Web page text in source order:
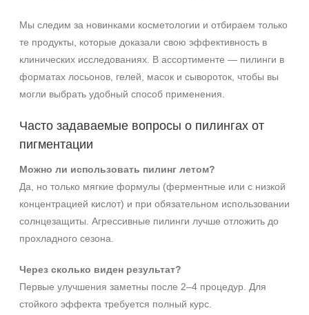
Мы следим за новинками косметологии и отбираем только
те продукты, которые доказали свою эффективность в
клинических исследованиях. В ассортименте — пилинги в
форматах лосьонов, гелей, масок и сывороток, чтобы вы
могли выбрать удобный способ применения.
Часто задаваемые вопросы о пилингах от
пигментации
Можно ли использовать пилинг летом?
Да, но только мягкие формулы (ферментные или с низкой
концентрацией кислот) и при обязательном использовании
солнцезащиты. Агрессивные пилинги лучше отложить до
прохладного сезона.
Через сколько виден результат?
Первые улучшения заметны после 2–4 процедур. Для
стойкого эффекта требуется полный курс.